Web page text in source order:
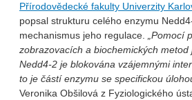
Přírodovědecké fakulty Univerzity
popsal strukturu celého enzymu
mechanismus jeho regulace. „Pomocí
zobrazovacích a biochemických metod
Nedd4-2 je blokována vzájemnými
to je částí enzymu se specifickou
Veronika Obšilová z Fyziologického